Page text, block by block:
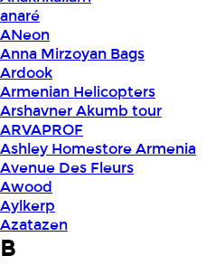
anaré
ANeon
Anna Mirzoyan Bags
Ardook
Armenian Helicopters
Arshavner Akumb tour
ARVAPROF
Ashley Homestore Armenia
Avenue Des Fleurs
Awood
Aylkerp
Azatazen
B